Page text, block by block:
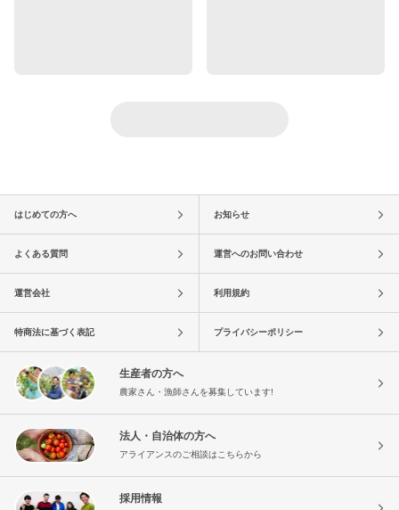
はじめての方へ お知らせ
よくある質問 運営へのお問い合わせ
運営会社 利用規約
特商法に基づく表記 プライバシーポリシー
生産者の方へ
農家さん・漁師さんを募集しています!
法人・自治体の方へ
アライアンスのご相談はこちらから
採用情報